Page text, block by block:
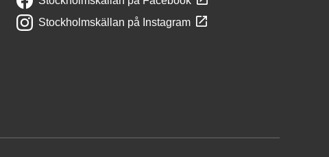
Stockholmskällan på Instagram